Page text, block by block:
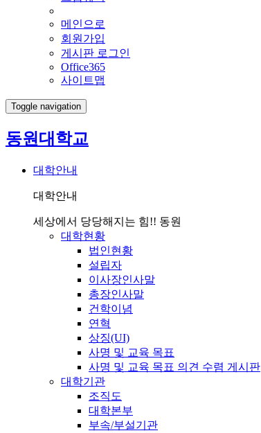
메인으로
회원가입
게시판 로그인
Office365
사이트맵
Toggle navigation
동원대학교
대학안내
대학안내
세상에서 당당해지는 힘!! 동원
대학현황
법인현황
설립자
이사장인사말
총장인사말
건학이념
연혁
상징(UI)
사명 및 교육 목표
사명 및 교육 목표 의견 수렴 게시판
대학기관
조직도
대학본부
부속/부설기관